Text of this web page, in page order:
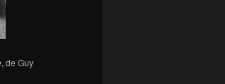
, de Guy